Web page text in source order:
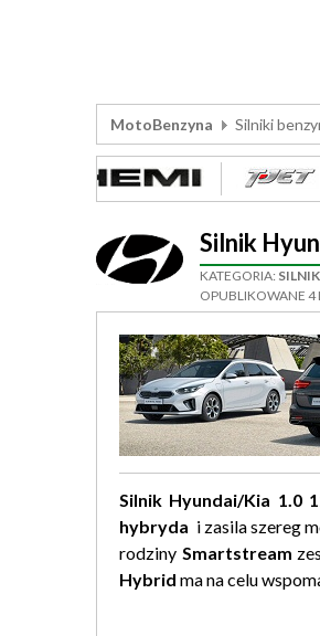
MotoBenzyna Silniki
Silnik
KATEGORIA:
OPUBLIKOWANE 4
Silnik Hyundai/Kia 1.0
hybryda i zasila szereg
rodziny Smartstream
Hybrid ma na celu